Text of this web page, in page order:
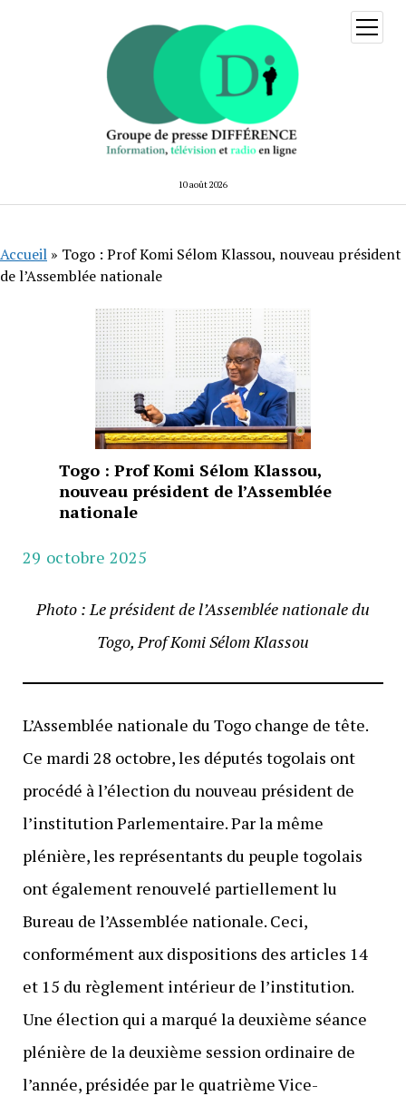
10 août 2026
ouvrir
menu
Accueil » Togo : Prof Komi Sélom Klassou, nouveau président
de l’Assemblée nationale
Togo : Prof Komi Sélom Klassou,
nouveau président de l’Assemblée
nationale
29 octobre 2025
Photo : Le président de l’Assemblée nationale du
Togo, Prof Komi Sélom Klassou
L’Assemblée nationale du Togo change de tête.
Ce mardi 28 octobre, les députés togolais ont
procédé à l’élection du nouveau président de
l’institution Parlementaire. Par la même
plénière, les représentants du peuple togolais
ont également renouvelé partiellement lu
Bureau de l’Assemblée nationale. Ceci,
conformément aux dispositions des articles 14
et 15 du règlement intérieur de l’institution.
Une élection qui a marqué la deuxième séance
plénière de la deuxième session ordinaire de
l’année, présidée par le quatrième Vice-